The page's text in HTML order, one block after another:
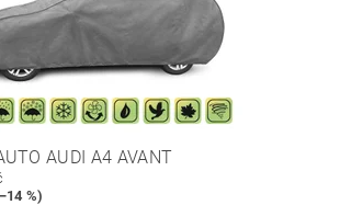
AUDI A4 AVANT
%)